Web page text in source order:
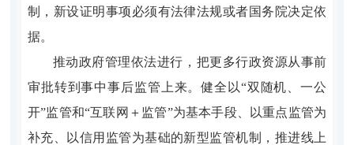
制，新设证明事项必须有法律法规或者国务院决定依
据。
推动政府管理依法进行，把更多行政资源从事前
审批转到事中事后监管上来。健全以“双随机、一公
开”监管和“互联网＋监管”为基本手段、以重点监管为
补充、以信用监管为基础的新型监管机制，推进线上